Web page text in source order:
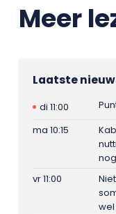
Meer
Laatste
di 11:00
ma 10:15
vr 11:00